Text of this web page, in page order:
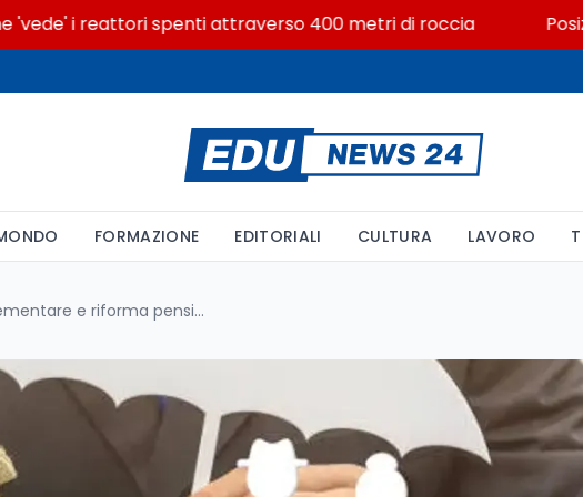
i reattori spenti attraverso 400 metri di roccia
FORMAZIONE EDITORIALI CULTURA LAVORO
Previdenza complementare e riforma pensioni 2026: la CGIL si oppone all'emendamento sulla portabilità dei fondi